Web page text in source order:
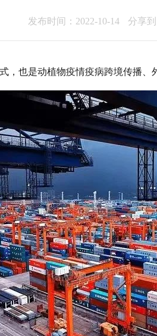
发布时间：2022-10-14 分享到
，也是动植物疫情疫病跨境传播、